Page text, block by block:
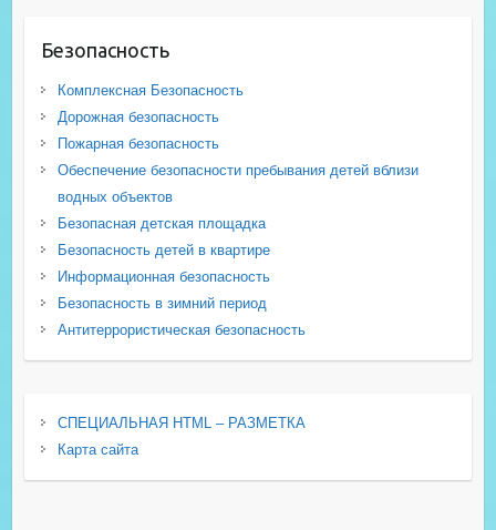
Безопасность
Комплексная Безопасность
Дорожная безопасность
Пожарная безопасность
Обеспечение безопасности пребывания детей вблизи
водных объектов
Безопасная детская площадка
Безопасность детей в квартире
Информационная безопасность
Безопасность в зимний период
Антитеррористическая безопасность
СПЕЦИАЛЬНАЯ HTML – РАЗМЕТКА
Карта сайта